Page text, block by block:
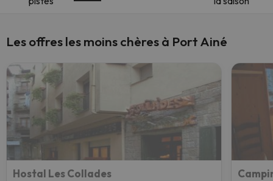
Les offres les moins chères à Port Ainé
Hostal Les Collades